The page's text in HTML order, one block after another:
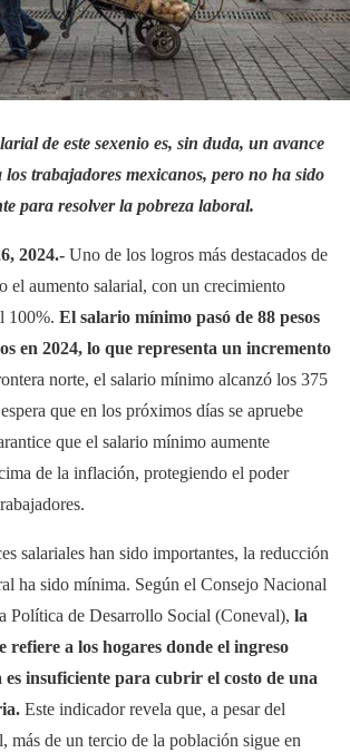
de este sexenio es, sin duda, un avance
trabajadores mexicanos, pero no ha sido
para resolver la pobreza laboral.
2024.- Uno de los logros más destacados de
el aumento salarial, con un crecimiento
100%. El salario mínimo pasó de 88 pesos
en 2024, lo que representa un incremento
norte, el salario mínimo alcanzó los 375
que en los próximos días se apruebe
que el salario mínimo aumente
de la inflación, protegiendo el poder
salariales han sido importantes, la reducción
ha sido mínima. Según el Consejo Nacional
Política de Desarrollo Social (Coneval), la
refiere a los hogares donde el ingreso
insuficiente para cubrir el costo de una
Este indicador revela que, a pesar del
más de un tercio de la población sigue en